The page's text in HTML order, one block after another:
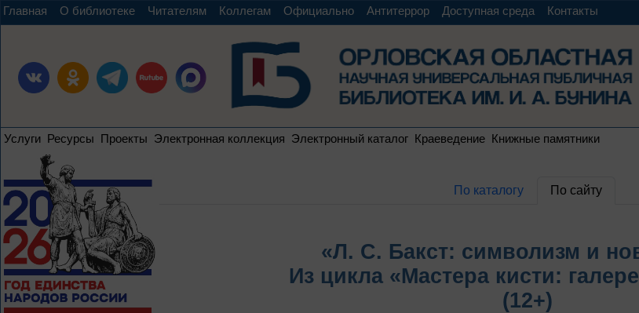
Главная О библиотеке Читателям Коллегам Официально Антитеррор Доступная среда Контакты
Услуги Ресурсы Проекты Электронная коллекция Электронный каталог Краеведение Книжные памятники
По каталогу По сайту
«Л. С. Бакст: символизм и
Из цикла «Мастера кисти:
(12+)